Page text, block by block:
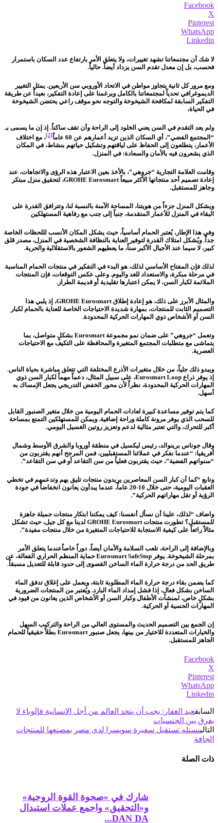
Facebook
X
Pinterest
WhatsApp
Linkedin
لا شك أن مجتمعاتنا تشهد تغييرات، ولا يتعلق الأمر بارتفاع عدد السكان باستمرار
فحسب، بل إن معدل تقدم السن يزداد أيضاً. حالياً.
ومع مرور كل ثانية يتجاوز مواطن في الاتحاد الأوروبي سن الأربعين. يمثل التغيير
الديموغرافي تحدياً لمجتمعاتنا بالكامل ويرغمنا على إعادة التفكير، بعيداً عن طريقة
التفكير السابقة لمكافحة الشيخوخة والتوجه نحو موقف راعي يحتضن الشيخوخة
في الحياة،
ولم يعد التقدم في السن يعني الخلود إلى الراحة وأن تقف ساكناً. إذ إن ما يسمى بـ
“المجتمع الفضي”، أي السكان الذين تزيد أعمارهم عن 60 عاماً
[2]
، مع اختلاف
الأعمار، يتطلعون إلى الحفاظ على لياقتهم وتشكيل حياتهم بنشاط، في المكان
الذي يشعرون فيه بالأمان والسعادة: في المنزل.
وقامت العلامة التجارية “جروهي”، بالأخذ بعين الاعتبار هذه الرؤى والاتجاهات، عند
إعادة تصميم أحد منتجاتها الأكثر مبيعاً GROHE Eurosmart، لتحقيق منزل مبتكر
وجاهز للمستقبل.
ويشكل المنزل جزءاً من هويتنا، المساحة الآمنة بالنسبة لنا، وتترافق القدرة على
البقاء في المنزل للأعمار المتقدمة، جنباً إلى جنب مع رفاهية المستهلكين
وفي هذا الإطار، يُعتبر الحمام أساسياً، حيث يشكل المكان الأنسب لللحظات الخاصة
جداً. ويُشكل امتلاك القدرة لتوفير العناية بالنظافة الشخصية في المنزل، مصدر قلق
كبير، لا سيما عند الأجيال الأكبر سناً، ما يعطيهم الشعور بالاستقلالية والحرية.
لذلك فإن المفتاح الأساسي لذلك، هو البدء في التفكير في منتجات الحمام المناسبة
في مرحلة مبكرة، والاستعداد للغد واليوم. وعلى عكس التوقعات، فإن المنتجات
الملائمة لكبار السن، لا يمكن اعتبارها تقليدية أو قديمة الطراز.
والمثال الأبرز على ذلك، هو إعادة إطلاق GROHE Eurosmart، إذ يلبي هذا
التصميم الثابت للمنتجات، بمهارة شديدة الاحتياجات الخاصة للعناية بالحمام لكبار
السن أو الأشخاص ذوي المهارات الحركية المحدودة.
وتعمل “جروهي” على ضمان نمو مجموعة Eurosmart بشكلٍ متواصل، بما
يتماشى مع متطلبات المجتمع المتغيرة والمحافظة على التكيف مع الاحتياجات
العصرية.
ويبدو ذلك جلياً، من خلال متغيرات الأذرع المختلفة التي تتعلق مباشرة بحياة الناس.
إذ يوفر ذراع Eurosmart Loop، على سبيل المثال، دعماً مهماً لكبار السن ذوي
المهارات الحركية المحدودة، نظراً لأن محور الخفض التدريجي يجعل الإمساك به
أسهل.
كما يتم توفير مساعدة كبيرة لعادات الحمام اليومية من خلال متغير الصنبور القابل
للسحب الذي يوفر مرونة كاملة وراحة إضافية. ويمكن للمستهلكين التمتع بمساحة
أكبر للتحرك، والتي تعتبر مثالية لدعم وتعزيز روتين الغسيل اليومي.
وقال جوناس برينوالد، رئيس ليكسيل في منطقة أوروبا والشرق الأوسط وشمال
أفريقيا: “عندما نفكر في عملائنا المستقبليين، فمن المرجح أنهم يقتربون من
“سنواتهم الفضية”، حيث يقتربون فعلياً من سن التقاعد أو في سن التقاعد”.
وتابع “كما أن كبار السن المعاصرين يريدون منتجات تليق بهم وتدعمهم في تخطي
العقبات اليومية، حتى خلال 10-20 عاماً، عندما يبدأون يعانون انخفاضاً في جودة
الرؤية أو تقل مهاراتهم الحركية”.
واضاف “لذلك، علينا أن نسأل أنفسنا: كيف يمكننا ابتكار منتجات جميلة جاهزة
للمستقبل؟ تطورت منتجات GROHE Eurosmart لدينا مع كل جيل، حيث تشكل
مثالاً رائعاً على كيفية الاستجابة للاحتياجات المتغيرة من خلال منتجات مفيدة”.
وبالإضافة إلى الراحة، تلعب السلامة والأمان أيضاً، دوراً خاصاًعندما يتعلق الأمر
بمرحلة الشيخوخة. يوفر Eurosmart SafeStop حماية المنظم الحراري الفعالة، عن
طريق الحد من درجة حرارة الماء الساخن القصوى إلى حدود قابلة للتعديل مسبقاً.
كما يضمن بقاء درجة حرارة الماء المطلوبة ثابتة، ويعمل على إغلاق تدفق الماء
الساخن بشكل فعال، إذا فشل إمداد الماء البارد. ويُعتبر من المنتجات الضرورية
بشكلٍ خاص، لمنشآت الأطفال وكبار السن أو الأشخاص الذين يعانون من قيود في
المهارات الحسية أو الحركية.
إن الجمع بين التصميم الحديث والمستوى العالي من الراحة والتركيب السهل
والخيارات المتعددة للاختيار من بينها، يجعل صنبور Eurosmart بطلاً حقيقياً للحمام
الجاهز للمستقبل.
Facebook
X
Pinterest
WhatsApp
Linkedin
السابقعبد الغفار: يجب أن يتحد العالم من أجل الإنسانية فالوباء لا
يفرق بين الجنسيات
التالينستله تستقبل سفيرة سويسرا لدى مصر بمصنعها للمنتجات
الجافة
ذات الصلة
شارك في «صحوة القوة الروحية»
و«التحقيق» واجمع عملات استبدال
DAN DA...